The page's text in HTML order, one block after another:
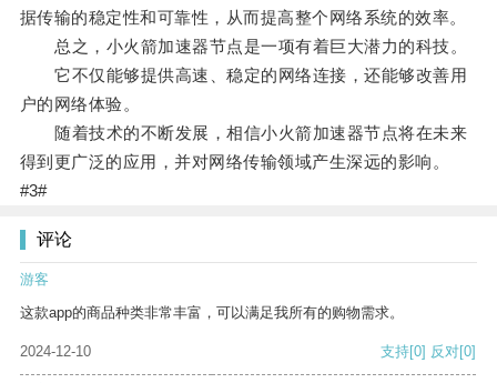
据传输的稳定性和可靠性，从而提高整个网络系统的效率。
总之，小火箭加速器节点是一项有着巨大潜力的科技。
它不仅能够提供高速、稳定的网络连接，还能够改善用
户的网络体验。
随着技术的不断发展，相信小火箭加速器节点将在未来
得到更广泛的应用，并对网络传输领域产生深远的影响。
#3#
评论
游客
这款app的商品种类非常丰富，可以满足我所有的购物需求。
2024-12-10 支持[0] 反对[0]